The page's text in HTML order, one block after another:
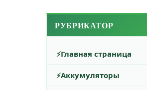
РУБРИКАТОР
Главная страница
Аккумуляторы